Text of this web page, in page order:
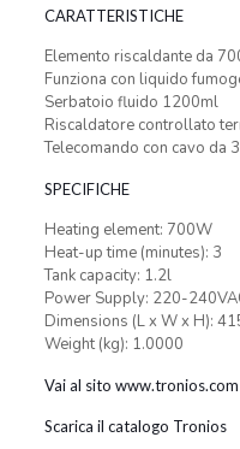
CARATTERISTICHE
Elemento riscaldante da
Funziona con liquido
Serbatoio fluido 1200ml
Riscaldatore controllato
Telecomando con cavo da
SPECIFICHE
Heating element: 700W
Heat-up time (minutes): 3
Tank capacity: 1.2l
Power Supply: 220-
Dimensions (L x W x H):
Weight (kg): 1.0000
Vai al sito www.tronios.com
Scarica il catalogo Tronios